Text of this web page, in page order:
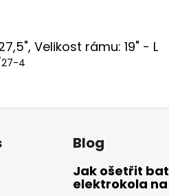
Velikost rámu: 19" - L
27-4
Blog
Jak ošetřit
elektrokola